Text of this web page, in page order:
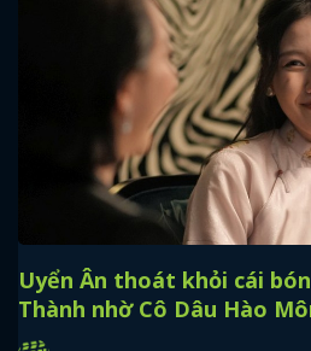
Uyển Ân thoát khỏi cái
Thành nhờ Cô Dâu Hào